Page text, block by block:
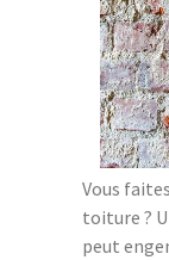
Vous
toiture ?
peut